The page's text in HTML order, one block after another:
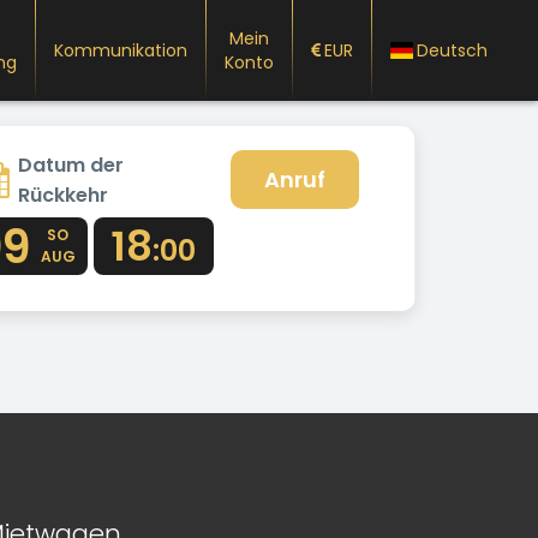
Kommunikation
Mein
Konto
EUR Deutsch
Datum der
Rückkehr
SO
AUG
18:00
Anruf